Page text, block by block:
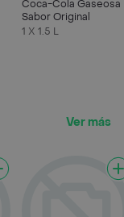
Coca-Cola Gaseosa
Sabor Original
1 X 1.5 L
Ver más